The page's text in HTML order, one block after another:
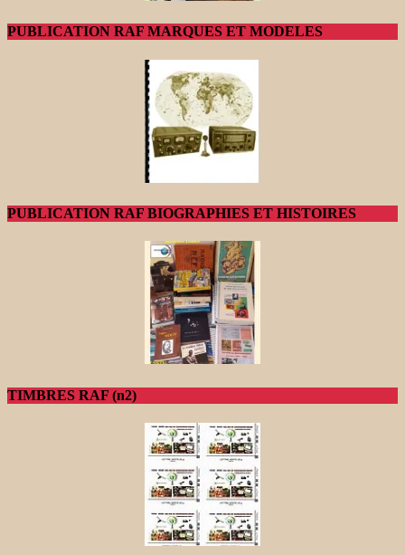
PUBLICATION RAF MARQUES ET MODELES
PUBLICATION RAF BIOGRAPHIES ET HISTOIRES
TIMBRES RAF (n2)